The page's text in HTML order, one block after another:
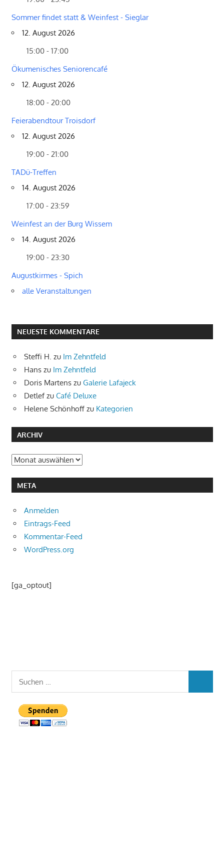
Sommer findet statt & Weinfest - Sieglar
12. August 2026
15:00 - 17:00
Ökumenisches Seniorencafé
12. August 2026
18:00 - 20:00
Feierabendtour Troisdorf
12. August 2026
19:00 - 21:00
TADü-Treffen
14. August 2026
17:00 - 23:59
Weinfest an der Burg Wissem
14. August 2026
19:00 - 23:30
Augustkirmes - Spich
alle Veranstaltungen
NEUESTE KOMMENTARE
Steffi H. zu Im Zehntfeld
Hans zu Im Zehntfeld
Doris Martens zu Galerie Lafajeck
Detlefzu Café Deluxe
Helene Schönhoff zu Kategorien
ARCHIV
Archiv
META
Anmelden
Eintrags-Feed
Kommentar-Feed
WordPress.org
[ga_optout]